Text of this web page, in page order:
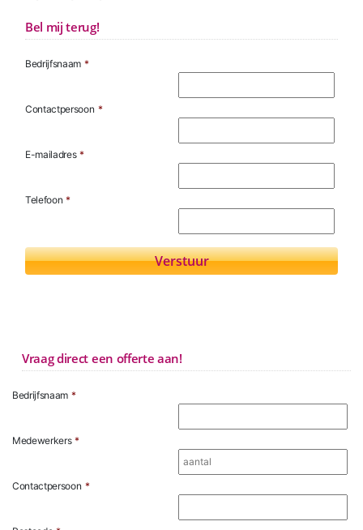
Bel mij terug!
Bedrijfsnaam *
Contactpersoon *
E-mailadres *
Telefoon *
Vraag direct een offerte aan!
Bedrijfsnaam *
Medewerkers *
Contactpersoon *